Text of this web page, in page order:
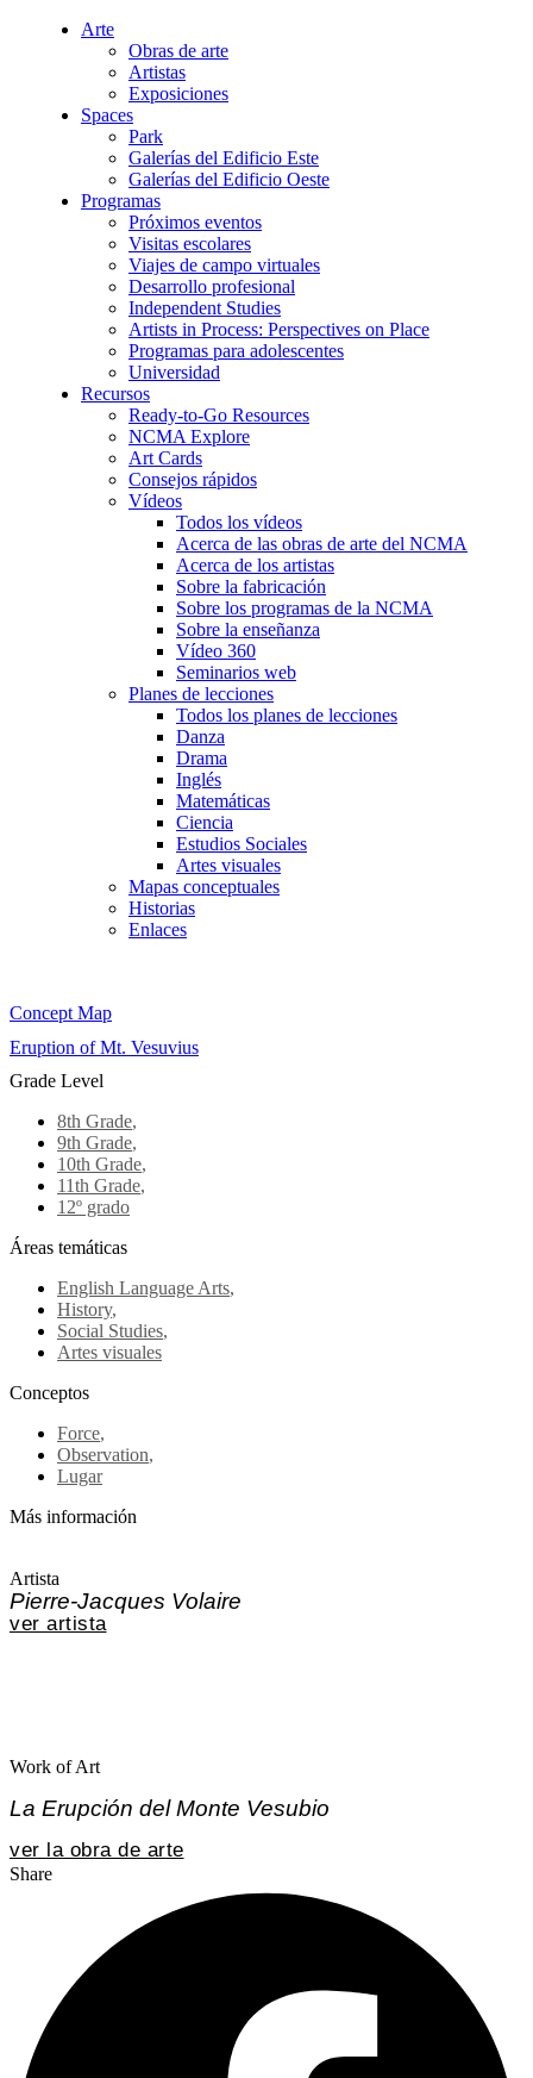
Arte
Obras de arte
Artistas
Exposiciones
Spaces
Park
Galerías del Edificio Este
Galerías del Edificio Oeste
Programas
Próximos eventos
Visitas escolares
Viajes de campo virtuales
Desarrollo profesional
Independent Studies
Artists in Process: Perspectives on Place
Programas para adolescentes
Universidad
Recursos
Ready-to-Go Resources
NCMA Explore
Art Cards
Consejos rápidos
Vídeos
Todos los vídeos
Acerca de las obras de arte del NCMA
Acerca de los artistas
Sobre la fabricación
Sobre los programas de la NCMA
Sobre la enseñanza
Vídeo 360
Seminarios web
Planes de lecciones
Todos los planes de lecciones
Danza
Drama
Inglés
Matemáticas
Ciencia
Estudios Sociales
Artes visuales
Mapas conceptuales
Historias
Enlaces
Concept Map
Eruption of Mt. Vesuvius
Grade Level
8th Grade,
9th Grade,
10th Grade,
11th Grade,
12º grado
Áreas temáticas
English Language Arts,
History,
Social Studies,
Artes visuales
Conceptos
Force,
Observation,
Lugar
Más información
Artista
Pierre-Jacques Volaire
ver artista
Work of Art
La Erupción del Monte Vesubio
ver la obra de arte
Share